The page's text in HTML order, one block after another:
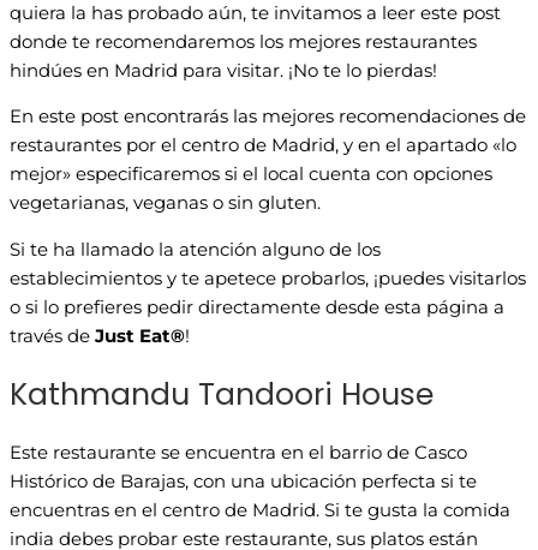
quiera la has probado aún, te invitamos a leer este post
donde te recomendaremos los mejores restaurantes
hindúes en Madrid para visitar. ¡No te lo pierdas!
En este post encontrarás las mejores recomendaciones de
restaurantes por el centro de Madrid, y en el apartado «lo
mejor» especificaremos si el local cuenta con opciones
vegetarianas, veganas o sin gluten.
Si te ha llamado la atención alguno de los
establecimientos y te apetece probarlos, ¡puedes visitarlos
o si lo prefieres pedir directamente desde esta página a
través de Just Eat®!
Kathmandu Tandoori House
Este restaurante se encuentra en el barrio de Casco
Histórico de Barajas, con una ubicación perfecta si te
encuentras en el centro de Madrid. Si te gusta la comida
india debes probar este restaurante, sus platos están